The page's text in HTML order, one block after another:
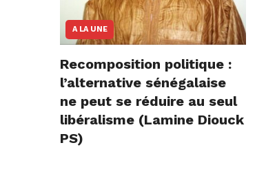
A LA UNE
Recomposition politique :
l’alternative sénégalaise
ne peut se réduire au seul
libéralisme (Lamine Diouck
PS)